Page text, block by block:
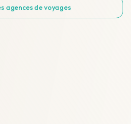
agences de voyages